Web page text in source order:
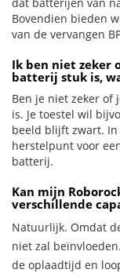
Bovendien bieden
van de vervangen
Ik ben niet zeker
batterij stuk is,
Ben je niet zeker of
is. Je toestel wil
beeld blijft zwart. In
herstelpunt voor
batterij.
Kan mijn
verschillende
Natuurlijk. Omdat
niet zal
de oplaadtijd en